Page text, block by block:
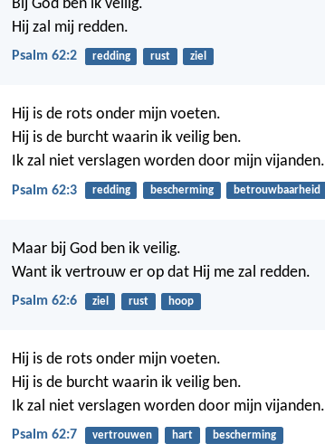
Bij God ben ik veilig.
Hij zal mij redden.
Psalm 62:2 redding rust ziel
Hij is de rots onder mijn voeten.
Hij is de burcht waarin ik veilig ben.
Ik zal niet verslagen worden door mijn vijanden.
Psalm 62:3 redding bescherming betrouwbaarheid
Maar bij God ben ik veilig.
Want ik vertrouw er op dat Hij me zal redden.
Psalm 62:6 ziel rust hoop
Hij is de rots onder mijn voeten.
Hij is de burcht waarin ik veilig ben.
Ik zal niet verslagen worden door mijn vijanden.
Psalm 62:7 vertrouwen hart bescherming